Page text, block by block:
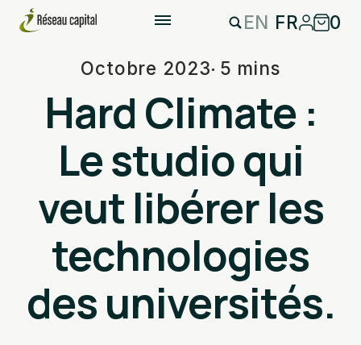
EN FR 0
Octobre 2023 5 mins
Hard Climate :
Le studio qui
veut libérer les
technologies
des universités.